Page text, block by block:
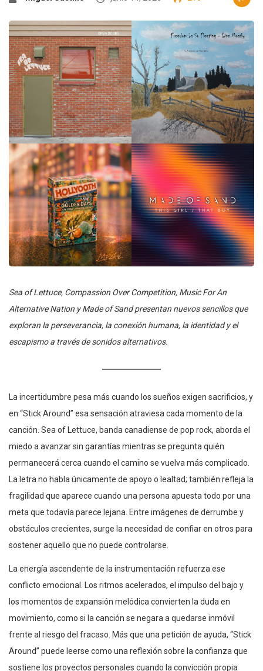
Sea of Lettuce, Compassion Over Competition, Music For An
Alternative Nation y Made of Sand presentan nuevos sencillos que
exploran la perseverancia, la conexión humana, la identidad y el
escapismo a través de sonidos alternativos.
La incertidumbre pesa más cuando los sueños exigen sacrificios, y
en “Stick Around” esa sensación atraviesa cada momento de la
canción. Sea of Lettuce, banda canadiense de pop rock, aborda el
miedo a avanzar sin garantías mientras se pregunta quién
permanecerá cerca cuando el camino se vuelva más complicado.
La letra no habla únicamente de apoyo o lealtad; también refleja la
fragilidad que aparece cuando una persona apuesta todo por una
meta que todavía parece lejana. Entre imágenes de derrumbe y
obstáculos crecientes, surge la necesidad de confiar en otros para
sostener aquello que no puede controlarse.
La energía ascendente de la instrumentación refuerza ese
conflicto emocional. Los ritmos acelerados, el impulso del bajo y
los momentos de expansión melódica convierten la duda en
movimiento, como si la canción se negara a quedarse inmóvil
frente al riesgo del fracaso. Más que una petición de ayuda, “Stick
Around” puede leerse como una reflexión sobre la confianza que
sostiene los proyectos personales cuando la convicción propia